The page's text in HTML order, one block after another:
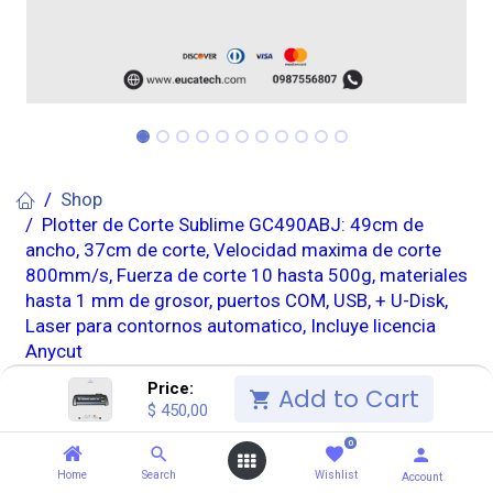
Price:
$ 450,00 Add to Cart
Home Search
0
Wishlist Account
Shop
Plotter de Corte Sublime GC490ABJ: 49cm de
ancho, 37cm de corte, Velocidad maxima de corte
800mm/s, Fuerza de corte 10 hasta 500g, materiales
hasta 1 mm de grosor, puertos COM, USB, + U-Disk,
Laser para contornos automatico, Incluye licencia
Anycut
Envio gratis
Plotter de Corte Sublime